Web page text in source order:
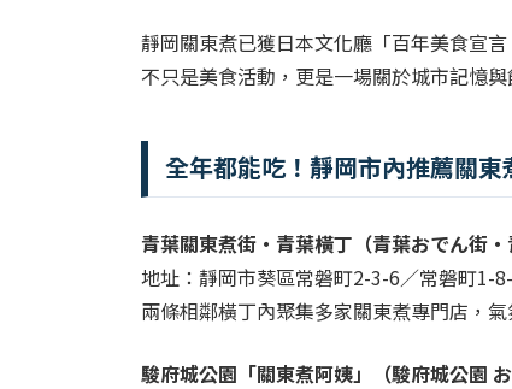
靜岡關東煮已獲日本文化廳「百年美食宣
不只是美食活動，更是一場關於城市記憶與
全年都能吃！靜岡市內推薦關東
青葉關東煮街・青葉橫丁（青葉おでん街・
地址：靜岡市葵區常磐町2-3-6／常磐町1-
兩條相鄰橫丁內聚集多家關東煮專門店，氣
駿府城公園「關東煮阿姨」（駿府城公園 お